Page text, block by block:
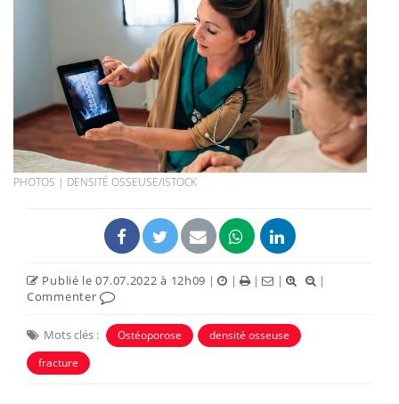
PHOTOS | DENSITÉ OSSEUSE/ISTOCK
Publié le 07.07.2022 à 12h09 | | | |
|
Commenter
Mots clés : Ostéoporose
densité osseuse
fracture